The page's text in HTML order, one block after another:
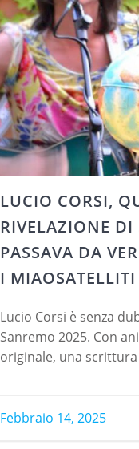
LUCIO CORSI,
RIVELAZIONE
PASSAVA DA
I MIAOSATELLITI
Lucio Corsi è senza
Sanremo 2025. Con
originale, una
Febbraio 14, 2025